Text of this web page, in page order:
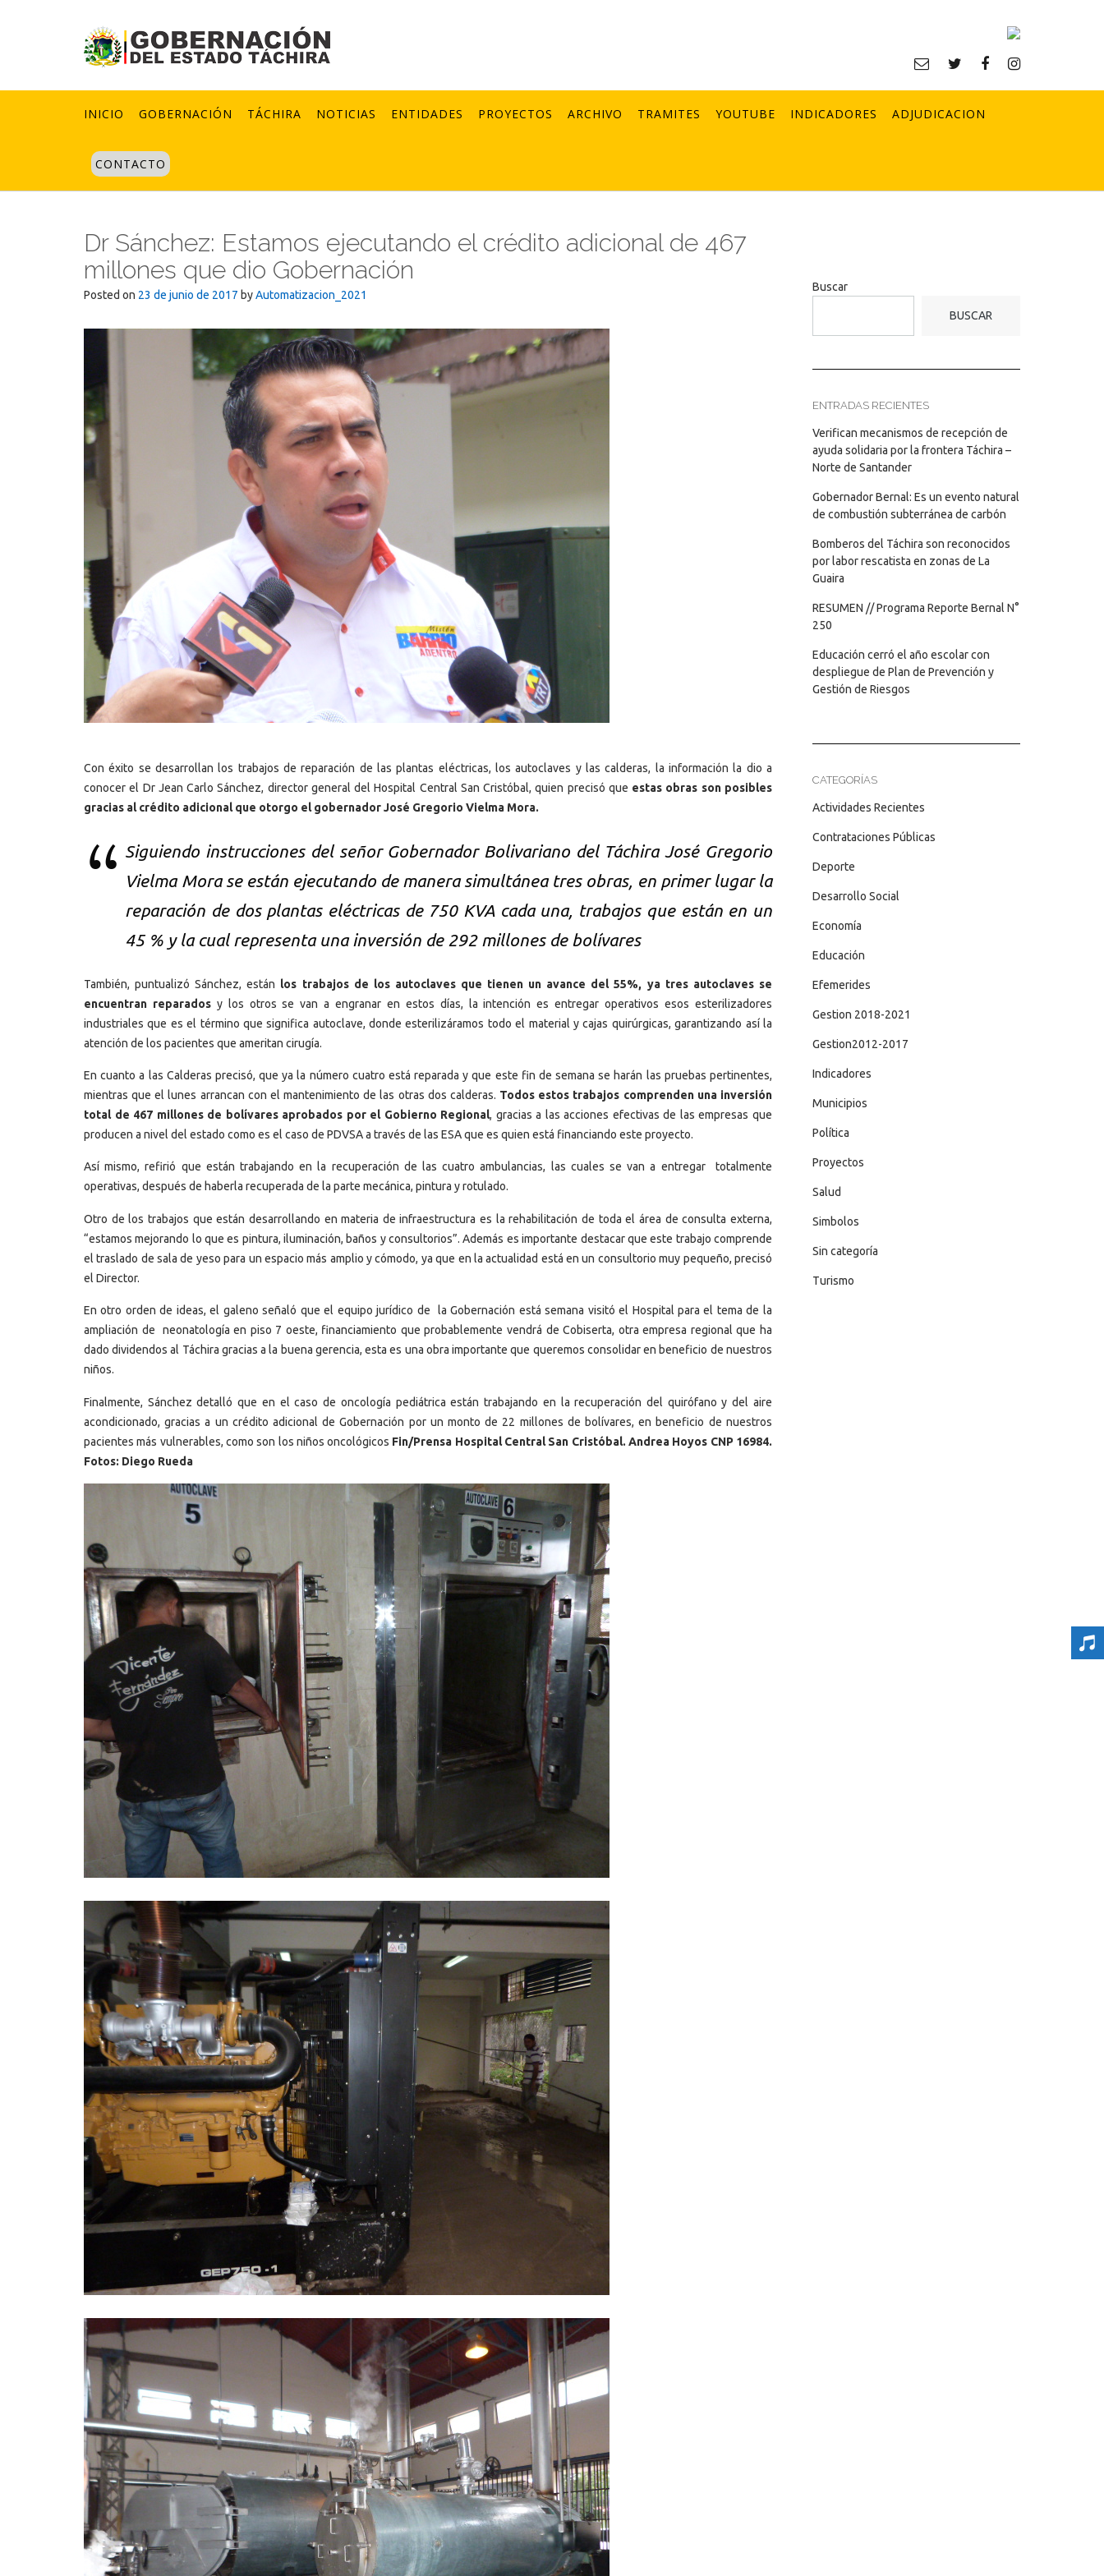
INICIO GOBERNACIÓN TÁCHIRA NOTICIAS ENTIDADES PROYECTOS ARCHIVO TRAMITES YOUTUBE INDICADORES ADJUDICACION
CONTACTO
Dr Sánchez: Estamos ejecutando el crédito adicional de 467
millones que dio Gobernación
Posted on 23 de junio de 2017 byAutomatizacion_2021
Con éxito se desarrollan los trabajos de reparación de las plantas eléctricas, los autoclaves y las calderas, la información la dio a
conocer el Dr Jean Carlo Sánchez, director general del Hospital Central San Cristóbal, quien precisó que estas obras son posibles
gracias al crédito adicional que otorgo el gobernador José Gregorio Vielma Mora.
Siguiendo instrucciones del señor Gobernador Bolivariano del Táchira José Gregorio
Vielma Mora se están ejecutando de manera simultánea tres obras, en primer lugar la
reparación de dos plantas eléctricas de 750 KVA cada una, trabajos que están en un
45 % y la cual representa una inversión de 292 millones de bolívares
También, puntualizó Sánchez, están los trabajos de los autoclaves que tienen un avance del 55%, ya tres autoclaves se
encuentran reparadosy los otros se van a engranar en estos días, la intención es entregar operativos esos esterilizadores
industriales que es el término que significa autoclave, donde esterilizáramos todo el material y cajas quirúrgicas, garantizando así la
atención de los pacientes que ameritan cirugía.
En cuanto a las Calderas precisó, que ya la número cuatro está reparada y que este fin de semana se harán las pruebas pertinentes,
mientras que el lunes arrancan con el mantenimiento de las otras dos calderas. Todos estos trabajos comprenden una inversión
total de 467 millones de bolívares aprobados por el Gobierno Regional, gracias a las acciones efectivas de las empresas que
producen a nivel del estado como es el caso de PDVSA a través de las ESA que es quien está financiando este proyecto.
Así mismo, refirió que están trabajando en la recuperación de las cuatro ambulancias, las cuales se van a entregar totalmente
operativas, después de haberla recuperada de la parte mecánica, pintura y rotulado.
Otro de los trabajos que están desarrollando en materia de infraestructura es la rehabilitación de toda el área de consulta externa,
“estamos mejorando lo que es pintura, iluminación, baños y consultorios”. Además es importante destacar que este trabajo comprende
el traslado de sala de yeso para un espacio más amplio y cómodo, ya que en la actualidad está en un consultorio muy pequeño, precisó
el Director.
En otro orden de ideas, el galeno señaló que el equipo jurídico de la Gobernación está semana visitó el Hospital para el tema de la
ampliación de neonatología en piso 7 oeste, financiamiento que probablemente vendrá de Cobiserta, otra empresa regional que ha
dado dividendos al Táchira gracias a la buena gerencia, esta es una obra importante que queremos consolidar en beneficio de nuestros
niños.
Finalmente, Sánchez detalló que en el caso de oncología pediátrica están trabajando en la recuperación del quirófano y del aire
acondicionado, gracias a un crédito adicional de Gobernación por un monto de 22 millones de bolívares, en beneficio de nuestros
pacientes más vulnerables, como son los niños oncológicos Fin/Prensa Hospital Central San Cristóbal. Andrea Hoyos CNP 16984.
Fotos: Diego Rueda
Buscar
BUSCAR
ENTRADAS RECIENTES
Verifican mecanismos de recepción de
ayuda solidaria por la frontera Táchira –
Norte de Santander
Gobernador Bernal: Es un evento natural
de combustión subterránea de carbón
Bomberos del Táchira son reconocidos
por labor rescatista en zonas de La
Guaira
RESUMEN // Programa Reporte Bernal N°
250
Educación cerró el año escolar con
despliegue de Plan de Prevención y
Gestión de Riesgos
CATEGORÍAS
Actividades Recientes
Contrataciones Públicas
Deporte
Desarrollo Social
Economía
Educación
Efemerides
Gestion 2018-2021
Gestion2012-2017
Indicadores
Municipios
Política
Proyectos
Salud
Simbolos
Sin categoría
Turismo